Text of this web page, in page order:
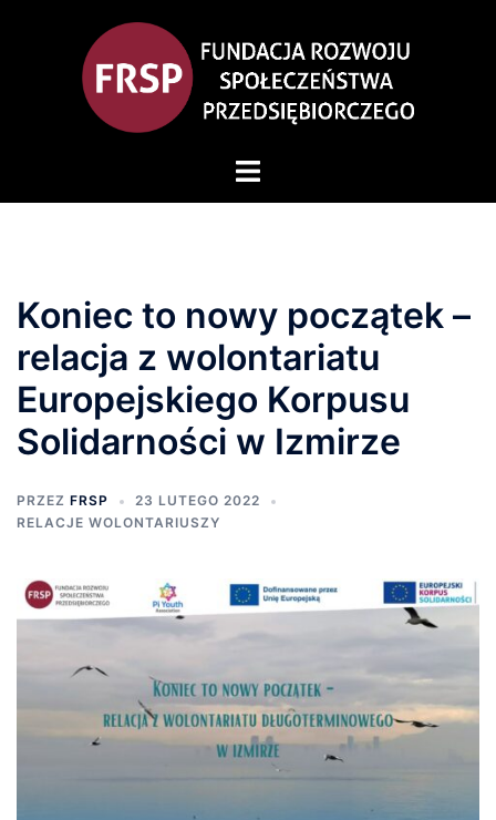
Koniec to nowy początek –
relacja z wolontariatu
Europejskiego Korpusu
Solidarności w Izmirze
PRZEZ FRSP
23 LUTEGO 2022
RELACJE WOLONTARIUSZY